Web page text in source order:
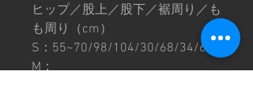
ヒップ／股上／股下／裾周り／も
も周り（cm）
S：55~70/98/104/30/68/34/60
M：